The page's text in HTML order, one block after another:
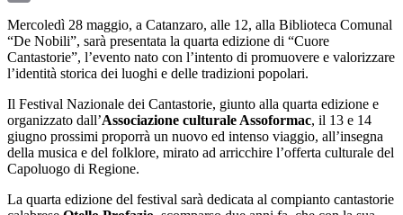
Mercoledì 28 maggio, a Catanzaro, alle 12, alla Biblioteca Comunal
“De Nobili”, sarà presentata la quarta edizione di “Cuore
Cantastorie”, l’evento nato con l’intento di promuovere e valorizzare
l’identità storica dei luoghi e delle tradizioni popolari.
Il Festival Nazionale dei Cantastorie, giunto alla quarta edizione e
organizzato dall’Associazione culturale Assoformac, il 13 e 14
giugno prossimi proporrà un nuovo ed intenso viaggio, all’insegna
della musica e del folklore, mirato ad arricchire l’offerta culturale del
Capoluogo di Regione.
La quarta edizione del festival sarà dedicata al compianto cantastorie